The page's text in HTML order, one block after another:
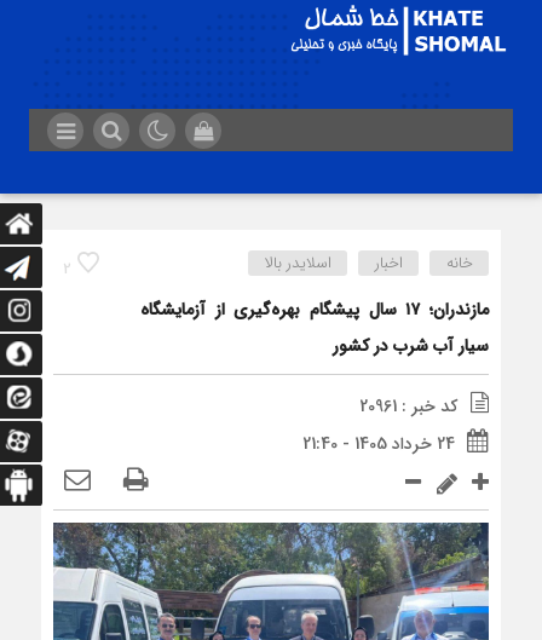
2 خانه اخبار اسلایدر بالا
مازندران؛ ۱۷ سال پیشگام بهره‌گیری از آزمایشگاه
سیار آب شرب در کشور
کد خبر : 20961
24 خرداد 1405 - 21:40